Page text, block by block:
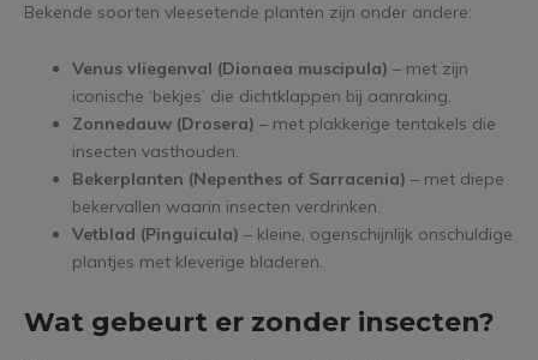
Bekende soorten vleesetende planten zijn onder andere:
Venus vliegenval (Dionaea muscipula) – met zijn
iconische ‘bekjes’ die dichtklappen bij aanraking.
Zonnedauw (Drosera) – met plakkerige tentakels die
insecten vasthouden.
Bekerplanten (Nepenthes of Sarracenia) – met diepe
bekervallen waarin insecten verdrinken.
Vetblad (Pinguicula) – kleine, ogenschijnlijk onschuldige
plantjes met kleverige bladeren.
Wat gebeurt er zonder insecten?